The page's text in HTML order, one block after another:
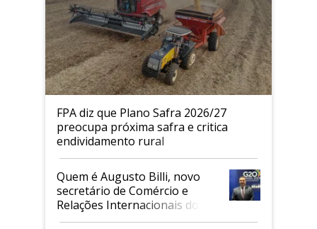
FPA diz que Plano Safra 2026/27
preocupa próxima safra e critica
endividamento rural
Quem é Augusto Billi, novo
secretário de Comércio e
Relações Internacionais do
Mapa